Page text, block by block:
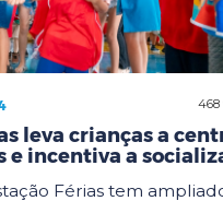
468
leva crianças a
e incentiva a
Férias tem